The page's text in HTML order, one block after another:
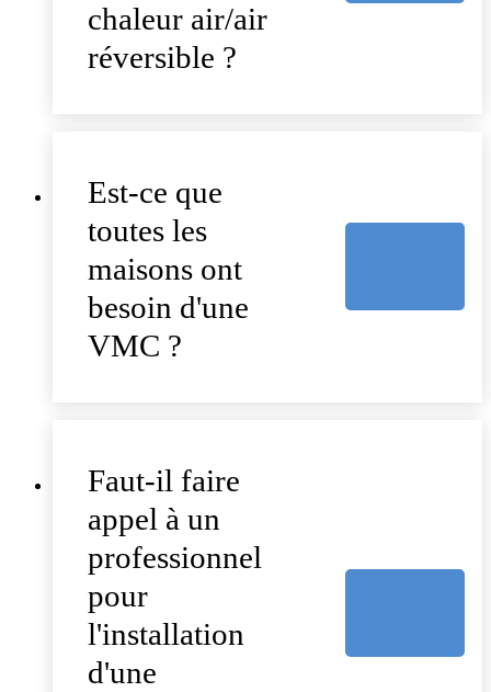
chaleur air/air
réversible ?
Est-ce que
toutes les
maisons ont
besoin d'une
VMC ?
Faut-il faire
appel à un
professionnel
pour
l'installation
d'une